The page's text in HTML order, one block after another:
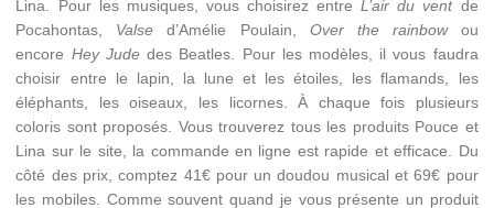
Lina. Pour les musiques, vous choisirez entreL’air du ventde
Pocahontas, Valse d’Amélie Poulain, Over the rainbow ou
encore Hey Judedes Beatles. Pour les modèles, il vous faudra
choisir entre le lapin, la lune et les étoiles, les flamands, les
éléphants, les oiseaux, les licornes. À chaque fois plusieurs
coloris sont proposés. Vous trouverez tous les produits Pouce et
Lina sur le site, la commande en ligne est rapide et efficace. Du
côté des prix, comptez 41€ pour un doudou musical et 69€ pour
les mobiles. Comme souvent quand je vous présente un produit